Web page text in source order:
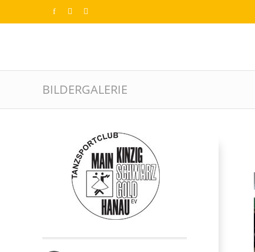
BILDERGALERIE